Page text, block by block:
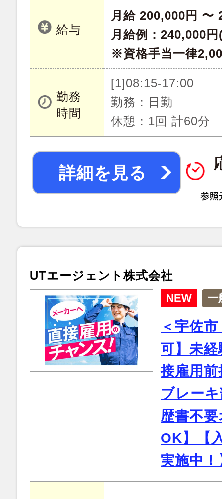
給与
月給 200,000円 〜
月給例：240,000
※資格手当一律
勤務
時間
[1]08:15-17:00
勤務：日勤
休憩：1回 計60分
詳細を見る
UTエージェント株式会社
NEW 一
＜宇佐
可】未
接雇用
ブレー
歴書不
OK】【
実施中！